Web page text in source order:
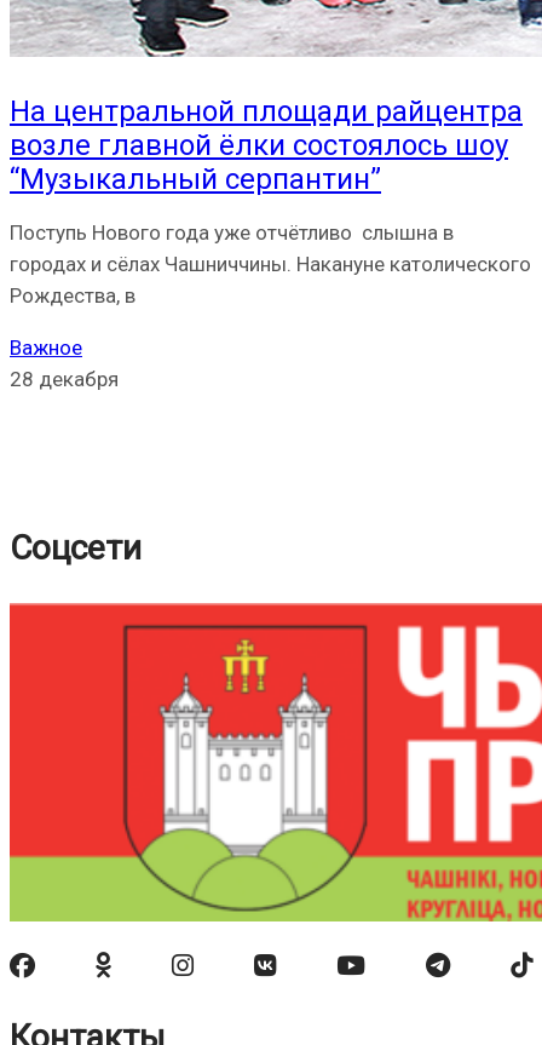
На центральной площади райцентра
возле главной ёлки состоялось шоу
“Музыкальный серпантин”
Поступь Нового года уже отчётливо слышна в
городах и сёлах Чашниччины. Накануне католического
Рождества, в
Важное
28 декабря
Соцсети